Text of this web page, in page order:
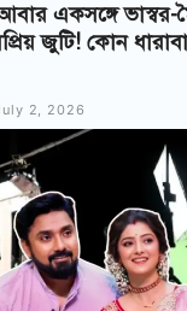
একসঙ্গে ভাস্বর-
জুটি! কোন
2, 2026